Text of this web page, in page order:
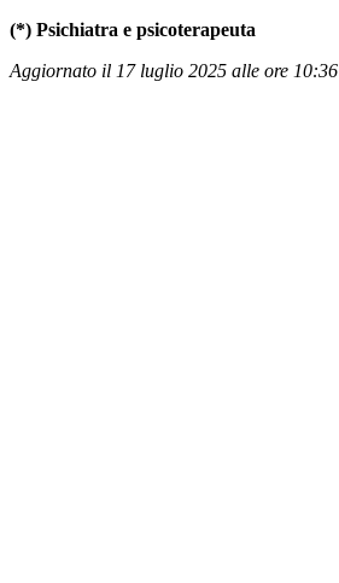
(*) Psichiatra e psicoterapeuta
Aggiornato il 17 luglio 2025 alle ore 10:36